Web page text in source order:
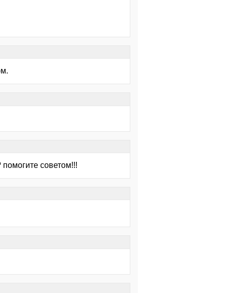
советом!!!